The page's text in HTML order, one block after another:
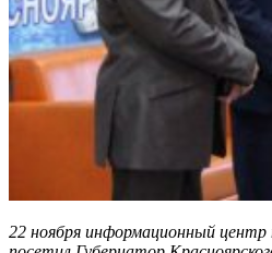
22 ноября информационный центр